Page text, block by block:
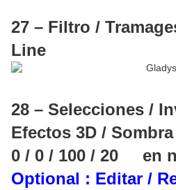
27 – Filtro /
Line
28 – Selecciones /
Efectos 3D / Sombra
0 / 0 / 100 / 20 en
Optional : Editar /